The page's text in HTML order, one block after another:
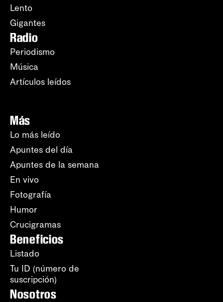
Lento
Gigantes
Radio
Periodismo
Música
Artículos leídos
Más
Lo más leído
Apuntes del día
Apuntes de la semana
En vivo
Fotografía
Humor
Crucigramas
Beneficios
Listado
Tu ID (número de
suscripción)
Nosotros